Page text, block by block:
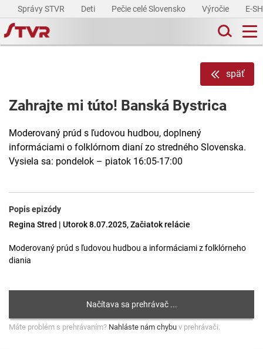
Správy STVR Deti Pečie celé Slovensko Výročie E-
späť
Zahrajte mi túto! Banská Bystrica
Moderovaný prúd s ľudovou hudbou, doplnený
informáciami o folklórnom dianí zo stredného Slovenska.
Vysiela sa: pondelok – piatok 16:05-17:00
Popis epizódy
Regina Stred | Utorok 8.07.2025, Začiatok relácie
Moderovaný prúd s ľudovou hudbou a informáciami z folklórneho
diania
Máte problém s prehrávaním? Nahláste nám chybu v prehrávači.